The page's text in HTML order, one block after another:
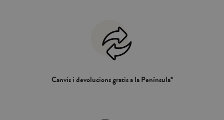
Canvis i devolucions gratis a la Península*